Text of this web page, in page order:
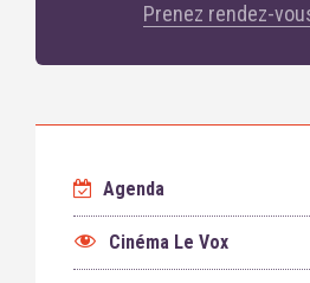
Prenez rendez-
Agenda
Cinéma Le Vox